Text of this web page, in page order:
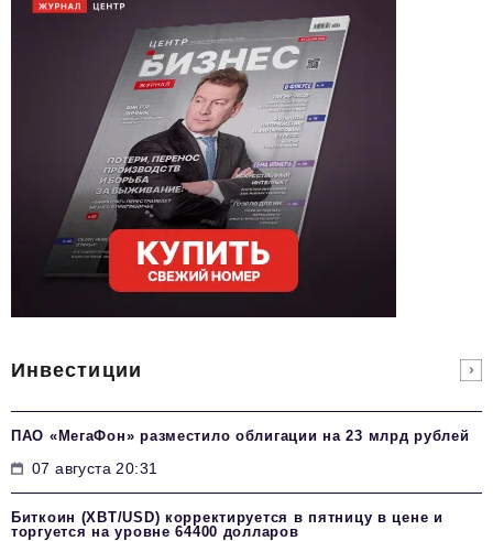
Инвестиции
ПАО «МегаФон» разместило облигации на 23 млрд рублей
07 августа 20:31
Биткоин (XBT/USD) корректируется в пятницу в цене и
торгуется на уровне 64400 долларов